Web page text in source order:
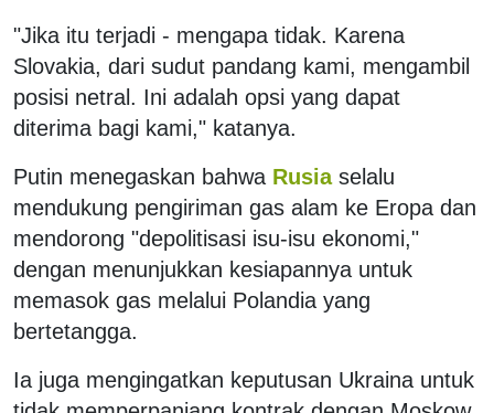
"Jika itu terjadi - mengapa tidak. Karena
Slovakia, dari sudut pandang kami, mengambil
posisi netral. Ini adalah opsi yang dapat
diterima bagi kami," katanya.
Putin menegaskan bahwa Rusia selalu
mendukung pengiriman gas alam ke Eropa dan
mendorong "depolitisasi isu-isu ekonomi,"
dengan menunjukkan kesiapannya untuk
memasok gas melalui Polandia yang
bertetangga.
Ia juga mengingatkan keputusan Ukraina untuk